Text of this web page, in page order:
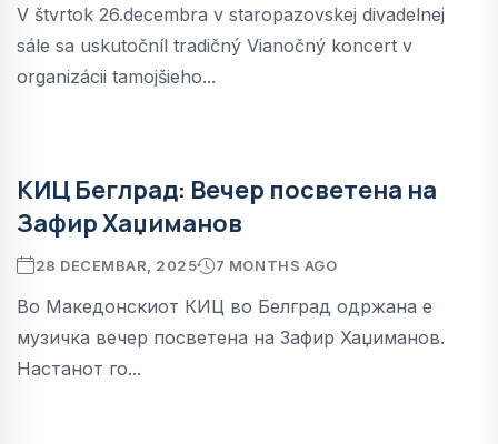
V štvrtok 26.decembra v staropazovskej divadelnej
sále sa uskutočníl tradičný Vianočný koncert v
organizácii tamojšieho...
КИЦ Беглрад: Вечер посветена на
Зафир Хаџиманов
28 DECEMBAR, 2025 7 MONTHS AGO
Во Македонскиот КИЦ во Белград одржана е
музичка вечер посветена на Зафир Хаџиманов.
Настанот го...